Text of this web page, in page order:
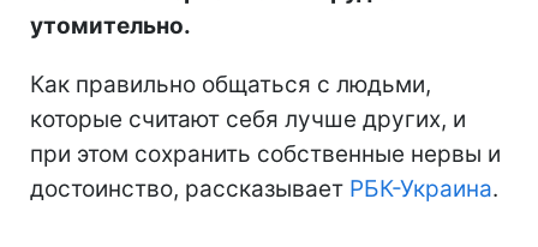
утомительно.
Как правильно общаться с людьми,
которые считают себя лучше других, и
при этом сохранить собственные нервы и
достоинство, рассказывает РБК-Украина.